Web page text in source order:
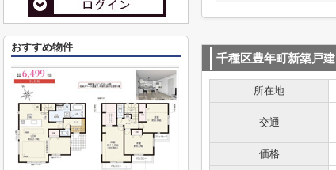
千種区豊年町新築戸建
所在地
交通
価格
おすすめ物件